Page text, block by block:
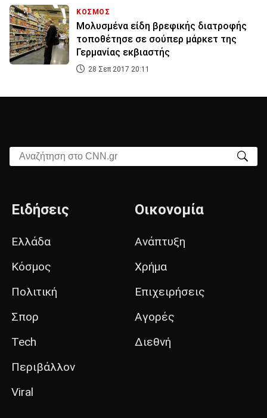
ΚΟΣΜΟΣ
Μολυσμένα είδη βρεφικής διατροφής
τοποθέτησε σε σούπερ μάρκετ της
Γερμανίας εκβιαστής
28 Σεπ 2017 20:11
Αναζήτηση στο CNN.gr
Ειδήσεις
Ελλάδα
Κόσμος
Πολιτική
Σπορ
Tech
Περιβάλλον
Viral
Οικονομία
Ανάπτυξη
Χρήμα
Επιχειρήσεις
Αγορές
Διεθνή